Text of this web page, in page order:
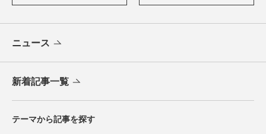
ニュース
新着記事一覧
テーマから記事を探す